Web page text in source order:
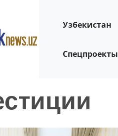
Узбекистан
Спецпроекты